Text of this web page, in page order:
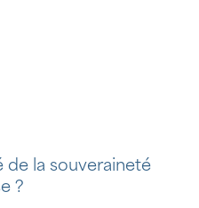
de la souveraineté
?